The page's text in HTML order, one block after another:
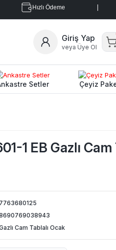
Hızlı Ödeme
Giriş Yap
veya Üye Ol
Setler Çeyiz
1 EB Gazlı Cam
7763680125
Cam Tablalı Ocak